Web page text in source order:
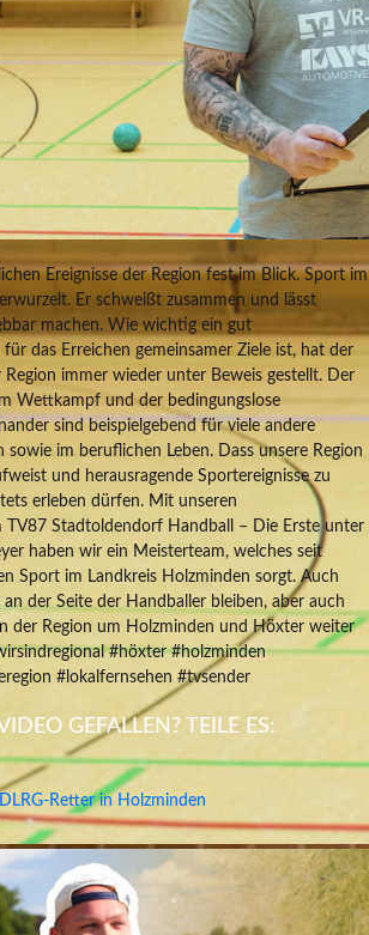
Ereignisse der Region fest im Blick. Sport im
Er schweißt zusammen und lässt
machen. Wie wichtig ein gut
das Erreichen gemeinsamer Ziele ist, hat der
Region immer wieder unter Beweis gestellt. Der
Wettkampf und der bedingungslose
sind beispielgebend für viele andere
sowie im beruflichen Leben. Dass unsere Region
und herausragende Sportereignisse zu
erleben dürfen. Mit unseren
TV87 Stadtoldendorf Handball – Die Erste unter
haben wir ein Meisterteam, welches seit
Sport im Landkreis Holzminden sorgt. Auch
der Seite der Handballer bleiben, aber auch
der Region um Holzminden und Höxter weiter
#höxter #holzminden
#lokalfernsehen #tvsender
GEFALLEN? TEILE ES:
Retter in Holzminden